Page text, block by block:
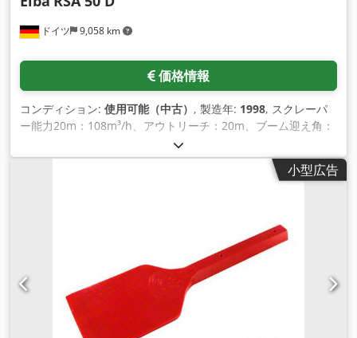
ドイツ 9,058 km
価格情報
コンディション: 使用可能（中古） , 製造年: 1998, スクレーパ
ー能力20m：108m³/h、アウトリーチ：20m、ブーム迎え角：
15°、旋回半径：2080mm、クリアリングバケット 幅：
1170mm、容積：1050l、急角度：320°、最大牽引力：62kN、
最大負荷トルク：322kNm、連結負荷：47kW。機械 寸法小型広告